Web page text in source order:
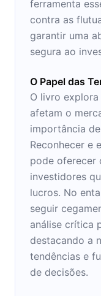
ferramenta
contra as
garantir uma
segura ao
O Papel das
O livro
afetam o
importância
Reconhecer e
pode oferecer
investidores
lucros. No
seguir
análise crítica
destacando a
tendências e
de decisões.